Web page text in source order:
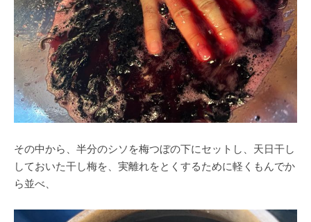
その中から、半分のシソを梅つぼの下にセットし、天日干し
しておいた干し梅を、実離れをとくするために軽くもんでか
ら並べ、